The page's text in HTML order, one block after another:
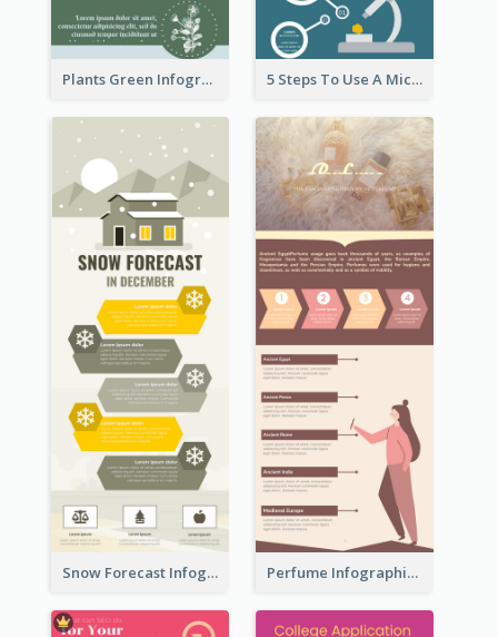
Plants Green Infographic 5 Steps To Use A Microscope Infographic
Snow Forecast Infographic Perfume Infographic